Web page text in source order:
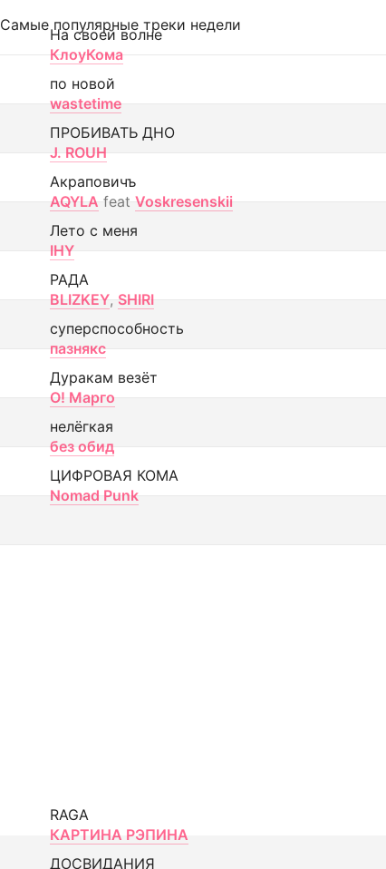
Самые популярные треки недели
На своей волне
КлоуКома
по новой
wastetime
ПРОБИВАТЬ ДНО
J. ROUH
Акраповичъ
AQYLA feat Voskresenskii
Лето с меня
IHY
РАДА
BLIZKEY, SHIRI
суперспособность
пазнякс
Дуракам везёт
О! Марго
нелёгкая
без обид
ЦИФРОВАЯ КОМА
Nomad Punk
RAGA
КАРТИНА РЭПИНА
ДОСВИДАНИЯ